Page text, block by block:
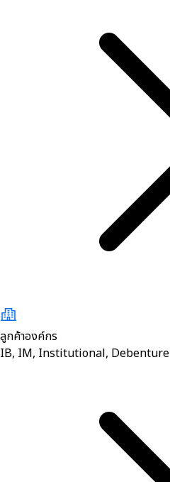
ลูกค้าองค์กร
IB, IM, Institutional, Debenture